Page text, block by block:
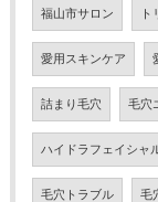
福山市サロン
愛用スキンケア
詰まり毛穴 毛穴
ハイドラフェイシャ
毛穴トラブル 毛